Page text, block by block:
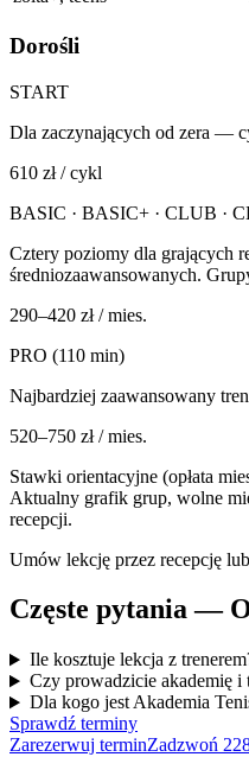
Dorośli
START
Dla zaczynających od zera —
610 zł / cykl
BASIC · BASIC+ · CLUB ·
Cztery poziomy dla grających
średniozaawansowanych.
290–420 zł / mies.
PRO (110 min)
Najbardziej zaawansowany
520–750 zł / mies.
Stawki orientacyjne (opłata
Aktualny grafik grup, wolne
recepcji.
Umów lekcję przez recepcję
Częste pytania —
Ile kosztuje lekcja z
Czy prowadzicie akademię i
Dla kogo jest Akademia
Sprawdź terminy
Zarezerwuj terminZadzwoń